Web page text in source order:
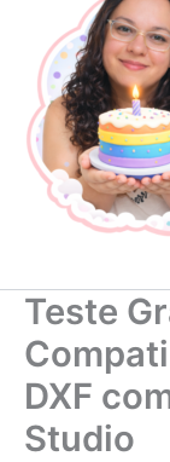
Teste
DXF
Studio